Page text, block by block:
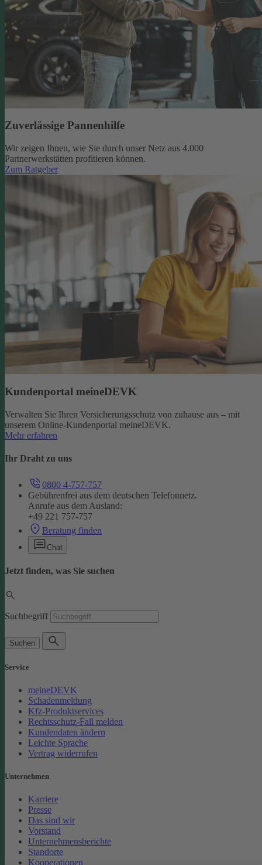
Zuverlässige Pannenhilfe
Wir zeigen Ihnen, wie Sie durch unser Netz aus 4.000
Partnerwerkstätten profitieren können.
Zum Ratgeber
Kundenportal meineDEVK
Verwalten Sie Ihren Versicherungsschutz von zuhause aus – mit
unserem Online-Kundenportal meineDEVK.
Mehr erfahren
Ihr Draht zu uns
0800 4-757-757
Gebührenfrei aus dem deutschen Telefonnetz.
Anrufe aus dem Ausland:
+49 221 757-757
Beratung finden
Chat
Jetzt finden, was Sie suchen
Suchbegriff
Suchen
Service
meineDEVK
Schadenmeldung
Kfz-Produktservices
Rechtsschutz-Fall melden
Kundendaten ändern
Leichte Sprache
Vertrag widerrufen
Unternehmen
Karriere
Presse
Das sind wir
Vorstand
Unternehmensberichte
Standorte
Kooperationen